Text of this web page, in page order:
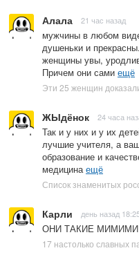
Алала 21 час назад
мужчины в любом
душеньки и
женщины увы,
Причем они сами ещё
ЖЫдёнок 24 часа
Так и у них и у их
лучшие учителя, а
образование и
медицинаещё
Карли день назад
ОНИ ТАКИЕ МИМИМИ